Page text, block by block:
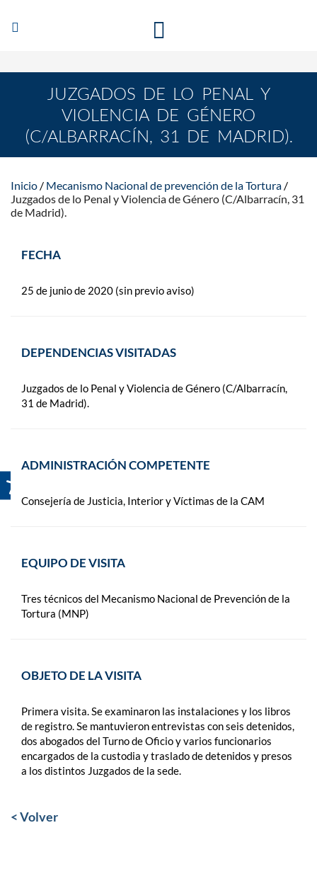
Abrir/Cerrar
navegación
JUZGADOS DE LO PENAL Y
VIOLENCIA DE GÉNERO
(C/ALBARRACÍN, 31 DE MADRID).
Inicio
Mecanismo Nacional de prevención de la Tortura
Juzgados de lo Penal y Violencia de Género (C/Albarracín, 31
de Madrid).
FECHA
25 de junio de 2020 (sin previo aviso)
DEPENDENCIAS VISITADAS
Juzgados de lo Penal y Violencia de Género (C/Albarracín,
31 de Madrid).
ADMINISTRACIÓN COMPETENTE
Consejería de Justicia, Interior y Víctimas de la CAM
EQUIPO DE VISITA
Tres técnicos del Mecanismo Nacional de Prevención de la
Tortura (MNP)
OBJETO DE LA VISITA
Primera visita. Se examinaron las instalaciones y los libros
de registro. Se mantuvieron entrevistas con seis detenidos,
dos abogados del Turno de Oficio y varios funcionarios
encargados de la custodia y traslado de detenidos y presos
a los distintos Juzgados de la sede.
< Volver